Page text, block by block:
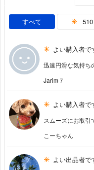
すべて 510
よい購入者で
迅速円滑な気持ち
Jarim７
よい購入者で
スムーズにお取引
こーちゃん
よい出品者で